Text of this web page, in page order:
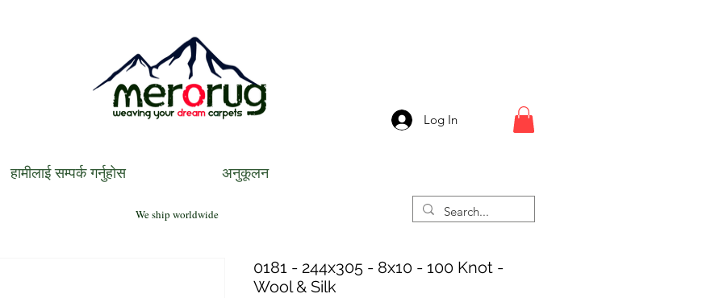
Log In
हामीलाई सम्पर्क गर्नुहोस अनुकूलन
We ship worldwide
0181 - 244x305 - 8x10 - 100 Knot -
Wool & Silk